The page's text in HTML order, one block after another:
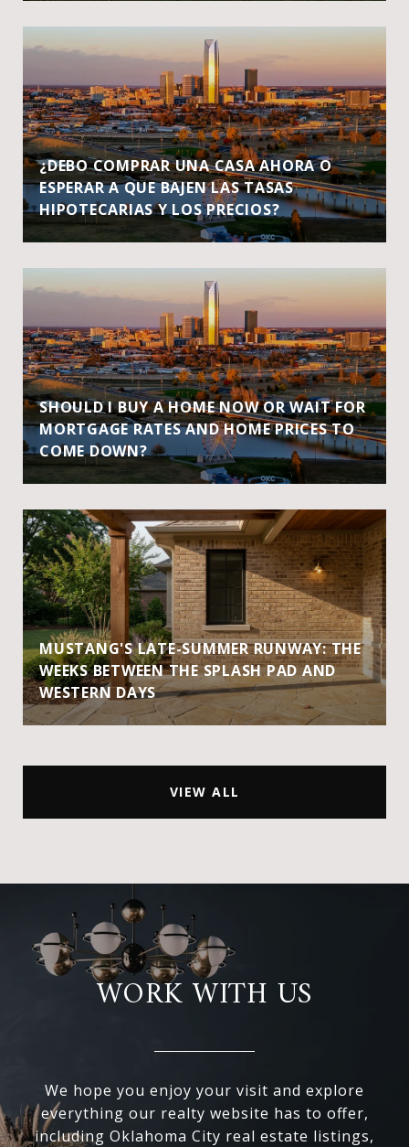
¿DEBO COMPRAR UNA CASA AHORA O
ESPERAR A QUE BAJEN LAS TASAS
HIPOTECARIAS Y LOS PRECIOS?
SHOULD I BUY A HOME NOW OR WAIT FOR
MORTGAGE RATES AND HOME PRICES TO
COME DOWN?
MUSTANG'S LATE-SUMMER RUNWAY: THE
WEEKS BETWEEN THE SPLASH PAD AND
WESTERN DAYS
VIEW ALL
WORK WITH US
We hope you enjoy your visit and explore
everything our realty website has to offer,
including Oklahoma City real estate listings,